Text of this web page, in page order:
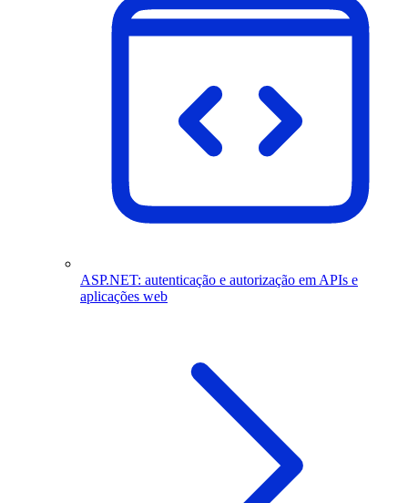
ASP.NET: autenticação e autorização em APIs e
aplicações web